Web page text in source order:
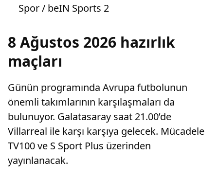
Spor / beIN Sports 2
8 Ağustos 2026 hazırlık
maçları
Günün programında Avrupa futbolunun
önemli takımlarının karşılaşmaları da
bulunuyor. Galatasaray saat 21.00’de
Villarreal ile karşı karşıya gelecek. Mücadele
TV100 ve S Sport Plus üzerinden
yayınlanacak.